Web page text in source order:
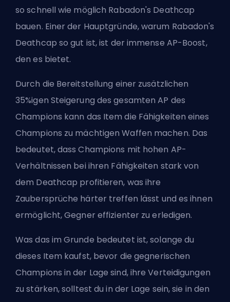
so schnell wie möglich Rabadon's Deathcap
bauen. Einer der Hauptgründe, warum Rabadon's
Deathcap so gut ist, ist der immense AP-Boost,
den es bietet.
Durch die Bereitstellung einer zusätzlichen
35%igen Steigerung des gesamten AP des
Champions kann das Item die Fähigkeiten eines
Champions zu mächtigen Waffen machen. Das
bedeutet, dass Champions mit hohen AP-
Verhältnissen bei ihren Fähigkeiten stark von
dem Deathcap profitieren, was ihre
Zaubersprüche härter treffen lässt und es ihnen
ermöglicht, Gegner effizienter zu erledigen.
Was das im Grunde bedeutet ist, solange du
dieses Item kaufst, bevor die gegnerischen
Champions in der Lage sind, ihre Verteidigungen
zu stärken, solltest du in der Lage sein, sie in den